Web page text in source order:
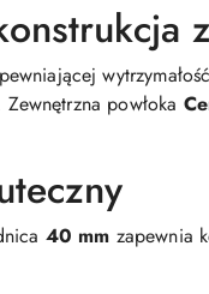
powłoka
40 mm zapewnia